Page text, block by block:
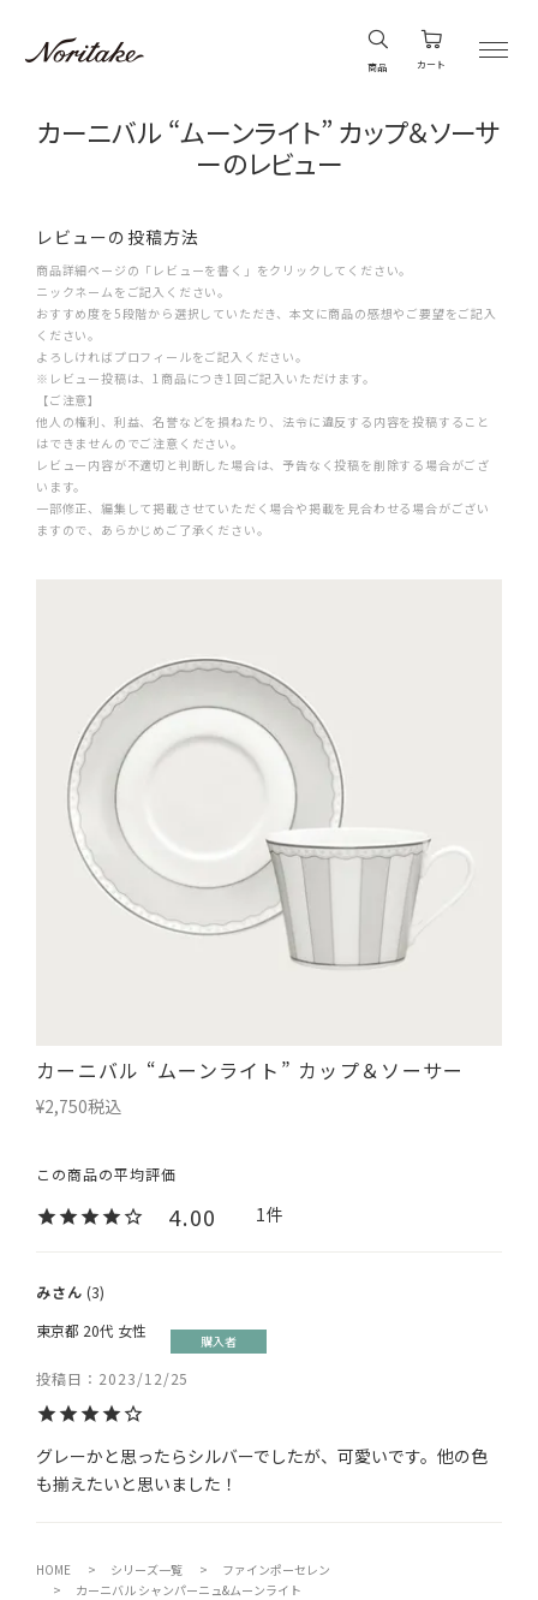
商品 カート
カーニバル “ムーンライト” カップ＆ソーサ
ーのレビュー
レビューの投稿方法
商品詳細ページの「レビューを書く」をクリックしてください。
ニックネームをご記入ください。
おすすめ度を5段階から選択していただき、本文に商品の感想やご要望をご記入
ください。
よろしければプロフィールをご記入ください。
※レビュー投稿は、1商品につき1回ご記入いただけます。
【ご注意】
他人の権利、利益、名誉などを損ねたり、法令に違反する内容を投稿すること
はできませんのでご注意ください。
レビュー内容が不適切と判断した場合は、予告なく投稿を削除する場合がござ
います。
一部修正、編集して掲載させていただく場合や掲載を見合わせる場合がござい
ますので、あらかじめご了承ください。
カーニバル “ムーンライト” カップ＆ソーサー
¥2,750税込
4.00 1
み 3
購入者
東京都 20代 女性
投稿日 2023/12/25
グレーかと思ったらシルバーでしたが、可愛いです。他の色
も揃えたいと思いました！
HOME シリーズ一覧
ファインポーセレン
カーニバル シャンパーニュ&ムーンライト